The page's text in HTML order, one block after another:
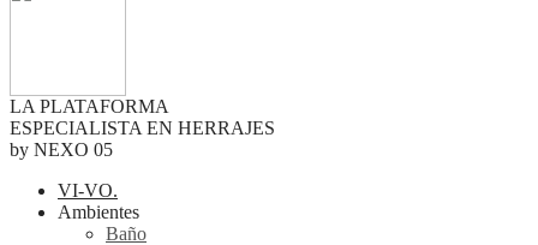
LA PLATAFORMA
ESPECIALISTA EN HERRAJES
by NEXO 05
VI-VO.
Ambientes
Baño